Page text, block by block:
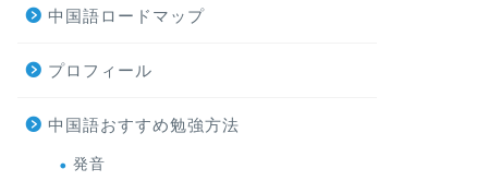
中国語ロードマップ
プロフィール
中国語おすすめ勉強方法
発音